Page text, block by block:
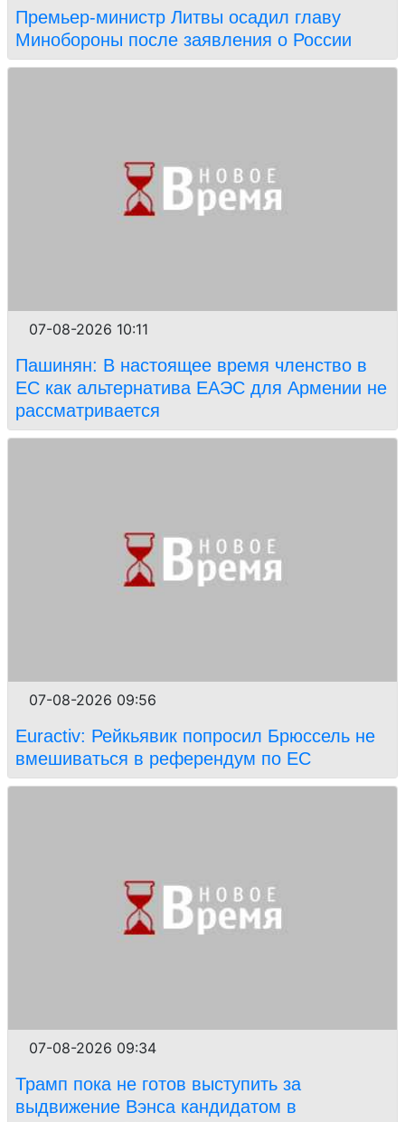
Премьер-министр Литвы осадил главу
Минобороны после заявления о России
07-08-2026 10:11
Пашинян: В настоящее время членство в
ЕС как альтернатива ЕАЭС для Армении не
рассматривается
07-08-2026 09:56
Euractiv: Рейкьявик попросил Брюссель не
вмешиваться в референдум по ЕС
07-08-2026 09:34
Трамп пока не готов выступить за
выдвижение Вэнса кандидатом в